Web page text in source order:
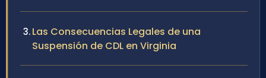
Las Consecuencias Legales de una
Suspensión de CDL en Virginia